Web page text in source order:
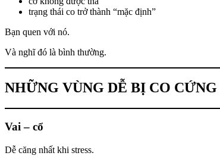
trạng thái co trở thành “mặc định”
Bạn quen với nó.
Và nghĩ đó là bình thường.
NHỮNG VÙNG DỄ BỊ CO CỨNG
Vai – cổ
Dễ căng nhất khi stress.